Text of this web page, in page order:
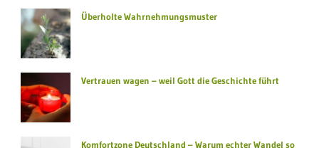
Überholte Wahrnehmungsmuster
Vertrauen wagen – weil Gott die Geschichte führt
Komfortzone Deutschland – Warum echter Wandel so